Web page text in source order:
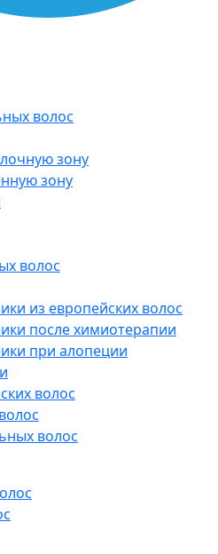
волос
зону
зону
волос
из европейских волос
после химиотерапии
при алопеции
волос
волос